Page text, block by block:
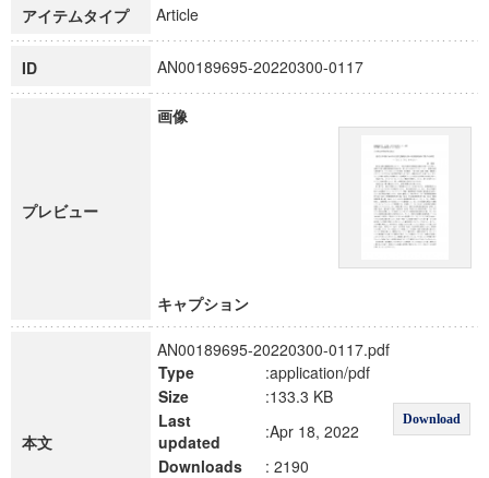
博士課程教育リーディングプログラム「超成熟社会発展のサ
アイテムタイプ Article
ID AN00189695-20220300-0117
プレビュー
画像
キャプション
本文
AN00189695-20220300-0117.pdf
Type
:application/pdf
Download
Size
:133.3 KB
Last
updated
:Apr 18, 2022
Downloads
: 2190